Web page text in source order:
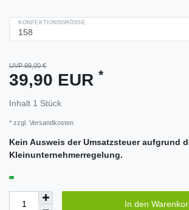
KONFEKTIONSGRÖSSE
UVP 99,00 €
39,90 EUR *
Inhalt 1 Stück
* zzgl. Versandkosten
Kein Ausweis der Umsatzsteuer aufgrund
Kleinunternehmerregelung.
In den